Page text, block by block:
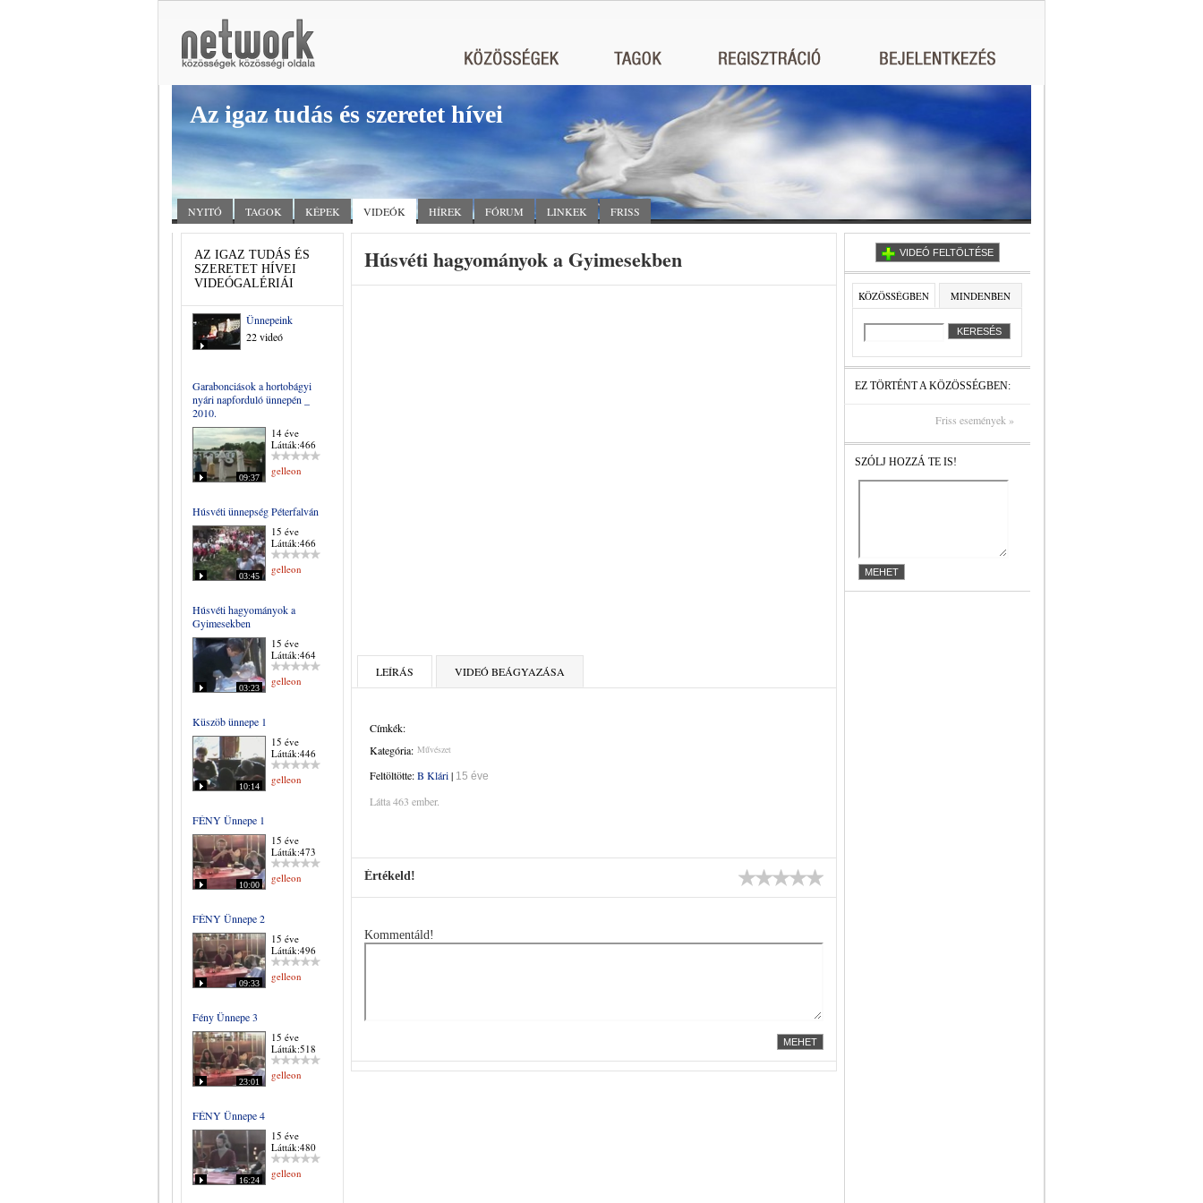
Az igaz tudás és szeretet hívei
NYITÓ TAGOK KÉPEK VIDEÓK HÍREK FÓRUM LINKEK FRISS
AZ IGAZ TUDÁS ÉS
SZERETET HÍVEI
VIDEÓGALÉRIÁI
Ünnepeink
22 videó
Garabonciások a hortobágyi
nyári napforduló ünnepén _
2010.
09:37
14 éve
Látták:466
gelleon
Húsvéti ünnepség Péterfalván
03:45
15 éve
Látták:466
gelleon
Húsvéti hagyományok a
Gyimesekben
03:23
15 éve
Látták:464
gelleon
Küszöb ünnepe 1
10:14
15 éve
Látták:446
gelleon
FÉNY Ünnepe 1
10:00
15 éve
Látták:473
gelleon
FÉNY Ünnepe 2
09:33
15 éve
Látták:496
gelleon
Fény Ünnepe 3
23:01
15 éve
Látták:518
gelleon
FÉNY Ünnepe 4
16:24
15 éve
Látták:480
gelleon
Húsvéti hagyományok a Gyimesekben
LEÍRÁS VIDEÓ BEÁGYAZÁSA
Címkék:
Kategória: Művészet
Feltöltötte:B Klári| 15 éve
Látta 463 ember.
Értékeld!
Kommentáld!
VIDEÓ FELTÖLTÉSE
KÖZÖSSÉGBEN MINDENBEN
EZ TÖRTÉNT A KÖZÖSSÉGBEN:
Friss események »
SZÓLJ HOZZÁ TE IS!